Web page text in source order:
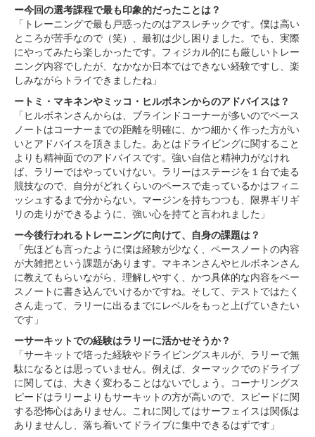
ー今回の選考課程で最も印象的だったことは？
「トレーニングで最も戸惑ったのはアスレチックです。僕は高い
ところが苦手なので（笑）、最初は少し困りました。でも、実際
にやってみたら楽しかったです。フィジカル的にも厳しいトレー
ニング内容でしたが、なかなか日本ではできない経験ですし、楽
しみながらトライできましたね」
ートミ・マキネンやミッコ・ヒルボネンからのアドバイスは？
「ヒルボネンさんからは、ブラインドコーナーが多いのでペース
ノートはコーナーまでの距離を明確に、かつ細かく作った方がい
いとアドバイスを頂きました。あとはドライビングに関すること
よりも精神面でのアドバイスです。強い自信と精神力がなけれ
ば、ラリーではやっていけない。ラリーはステージを１台で走る
競技なので、自分がどれくらいのペースで走っているかはフィニ
ッシュするまで分からない。マージンを持ちつつも、限界ギリギ
リの走りができるように、強い心を持てと言われました」
ー今後行われるトレーニングに向けて、自身の課題は？
「先ほども言ったように僕は経験が少なく、ペースノートの内容
が大雑把という課題があります。マキネンさんやヒルボネンさん
に教えてもらいながら、理解しやすく、かつ具体的な内容をペー
スノートに書き込んでいけるかですね。そして、テストではたく
さん走って、ラリーに出るまでにレベルをもっと上げていきたい
です」
ーサーキットでの経験はラリーに活かせそうか？
「サーキットで培った経験やドライビングスキルが、ラリーで無
駄になるとは思っていません。例えば、ターマックでのドライブ
に関しては、大きく変わることはないでしょう。コーナリングス
ピードはラリーよりもサーキットの方が高いので、スピードに関
する恐怖心はありません。これに関してはサーフェイスは関係は
ありませんし、落ち着いてドライブに集中できるはずです」